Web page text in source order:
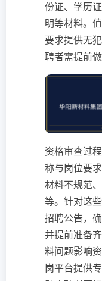
份证、学历
明等材料。
要求提供无
聘者需提前做
资格审查过
称与岗位要
材料不规范
等。针对这
招聘公告，
并提前准备
料问题影响
岗平台提供